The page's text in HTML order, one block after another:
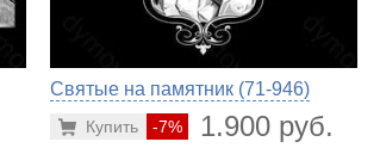
Святые на памятник (71-946)
-7% 1.900 руб.
Купить